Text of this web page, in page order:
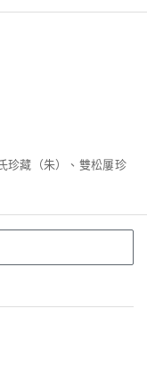
珍藏（朱）、雙松屢珍